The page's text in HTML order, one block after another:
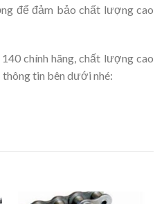
để đảm bảo chất lượng cao
chính hãng, chất lượng cao
tin bên dưới nhé: